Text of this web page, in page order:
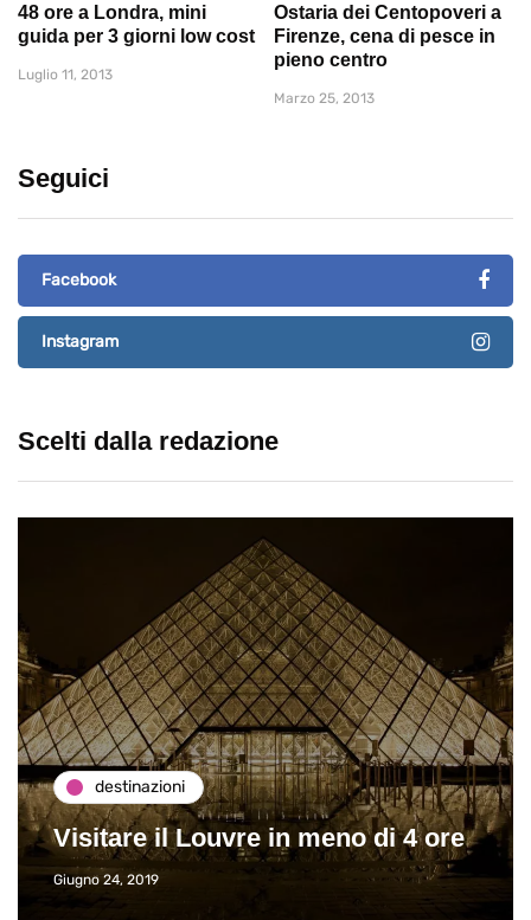
48 ore a Londra, mini
guida per 3 giorni low cost
Luglio 11, 2013
Ostaria dei Centopoveri a
Firenze, cena di pesce in
pieno centro
Marzo 25, 2013
Seguici
Facebook
Instagram
Scelti dalla redazione
destinazioni
Visitare il Louvre in meno di 4 ore
Giugno 24, 2019